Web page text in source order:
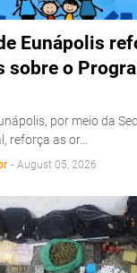
Eunápolis
sobre o
por meio da
reforça as or…
- August 05, 2026